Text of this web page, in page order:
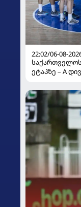
22:02/06-08-
ეტაპზე – A